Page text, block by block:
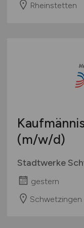
Rheinstetten
(m/w/d)
Stadtwerke
gestern
Schwetzingen